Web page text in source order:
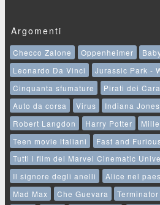
Argomenti
Checco Zalone Oppenheimer
Leonardo Da Vinci
Jurassic Park -
Cinquanta sfumature
Pirati dei
Auto da corsa
Virus Indiana Jones
Robert Langdon
Harry Potter
Teen movie italiani
Fast and
Tutti i film del Marvel Cinematic
Il signore degli anelli
Alice nel
Mad Max
Che Guevara Terminator